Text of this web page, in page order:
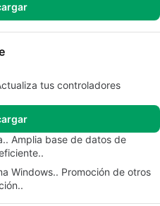
tus controladores
Amplia base de datos de
Windows.. Promoción de otros